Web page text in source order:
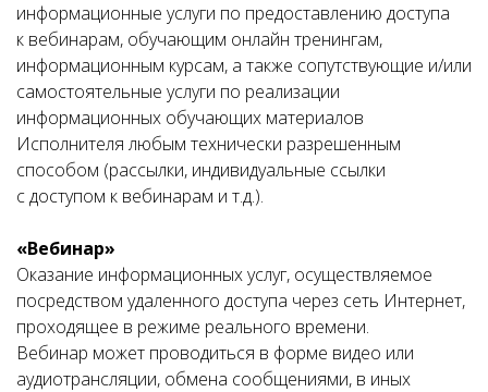
информационные услуги по предоставлению доступа
к вебинарам, обучающим онлайн тренингам,
информационным курсам, а также сопутствующие и/или
самостоятельные услуги по реализации
информационных обучающих материалов
Исполнителя любым технически разрешенным
способом (рассылки, индивидуальные ссылки
с доступом к вебинарам и т.д.).
«Вебинар»
Оказание информационных услуг, осуществляемое
посредством удаленного доступа через сеть Интернет,
проходящее в режиме реального времени.
Вебинар может проводиться в форме видео или
аудиотрансляции, обмена сообщениями, в иных